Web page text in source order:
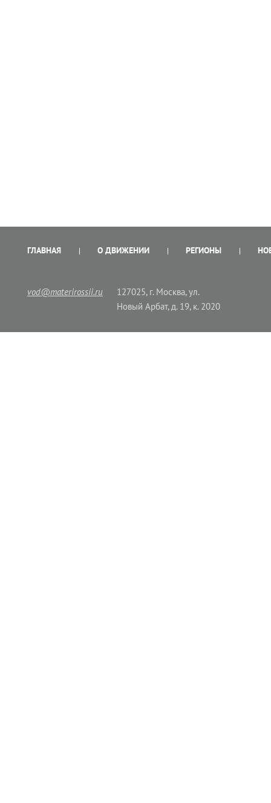
ГЛАВНАЯ О ДВИЖЕНИИ РЕГИОНЫ
vod@materirossii.ru
127025, г. Москва, ул.
Новый Арбат, д. 19, к. 2020